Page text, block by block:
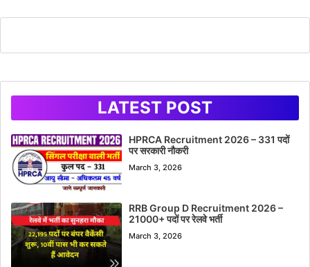
LATEST POST
HPRCA Recruitment 2026 – 331 पदों
पर सरकारी नौकरी
March 3, 2026
RRB Group D Recruitment 2026 –
21000+ पदों पर रेलवे भर्ती
March 3, 2026